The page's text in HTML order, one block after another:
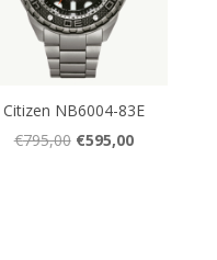
Citizen NB6004-83E
€795,00 Oorspronkelijke
€595,00Huidige